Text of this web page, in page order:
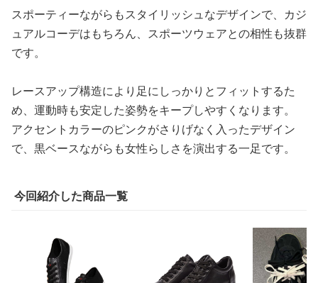
スポーティーながらもスタイリッシュなデザインで、カジ
ュアルコーデはもちろん、スポーツウェアとの相性も抜群
です。
レースアップ構造により足にしっかりとフィットするた
め、運動時も安定した姿勢をキープしやすくなります。
アクセントカラーのピンクがさりげなく入ったデザイン
で、黒ベースながらも女性らしさを演出する一足です。
今回紹介した商品一覧